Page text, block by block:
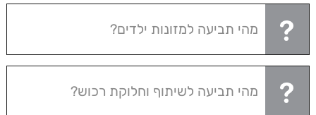
מהי תביעה למזונות ילדים?
מהי תביעה לשיתוף וחלוקת רכוש?